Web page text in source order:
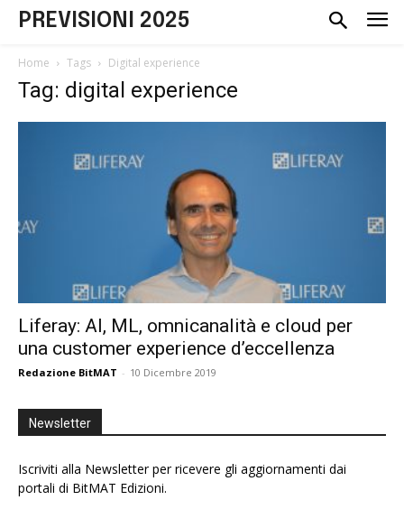
PREVISIONI 2025
Home Tags Digital experience
Tag: digital experience
Liferay: AI, ML, omnicanalità e cloud per
una customer experience d’eccellenza
Redazione BitMAT - 10 Dicembre 2019
Newsletter
Iscriviti alla Newsletter per ricevere gli aggiornamenti dai
portali di BitMAT Edizioni.